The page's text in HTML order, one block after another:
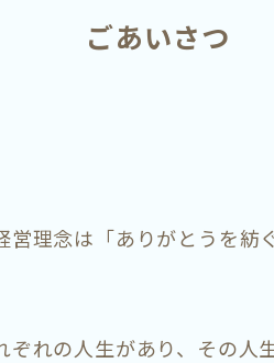
ごあいさつ
理念は「ありがとうを紡
れの人生があり、その人